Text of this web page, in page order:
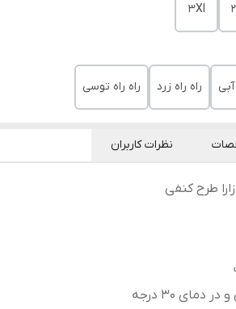
3Xl
آبی راه راه زرد راه راه توسی
نظرات کاربران
طرح کنفی
30 درجه